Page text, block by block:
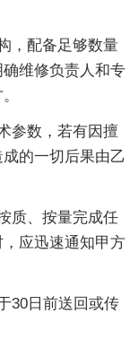
，配备足够数量
维修负责人和专
参数，若有因擅
的一切后果由乙
质、按量完成任
应迅速通知甲方
30日前送回或传